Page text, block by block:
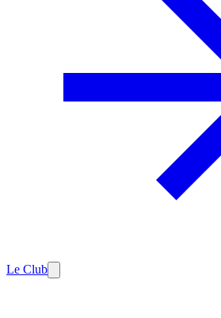
Le Club